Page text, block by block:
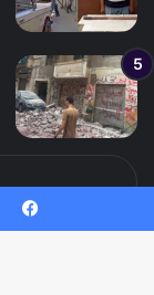
فيسبوك